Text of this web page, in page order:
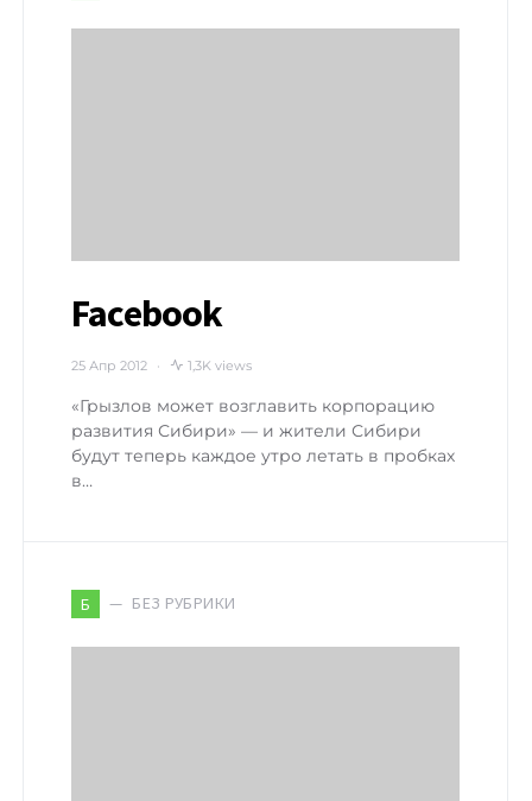
Facebook
25 Апр 2012 1,3K views
«Грызлов может возглавить корпорацию
развития Сибири» — и жители Сибири
будут теперь каждое утро летать в пробках
в…
Б БЕЗ РУБРИКИ